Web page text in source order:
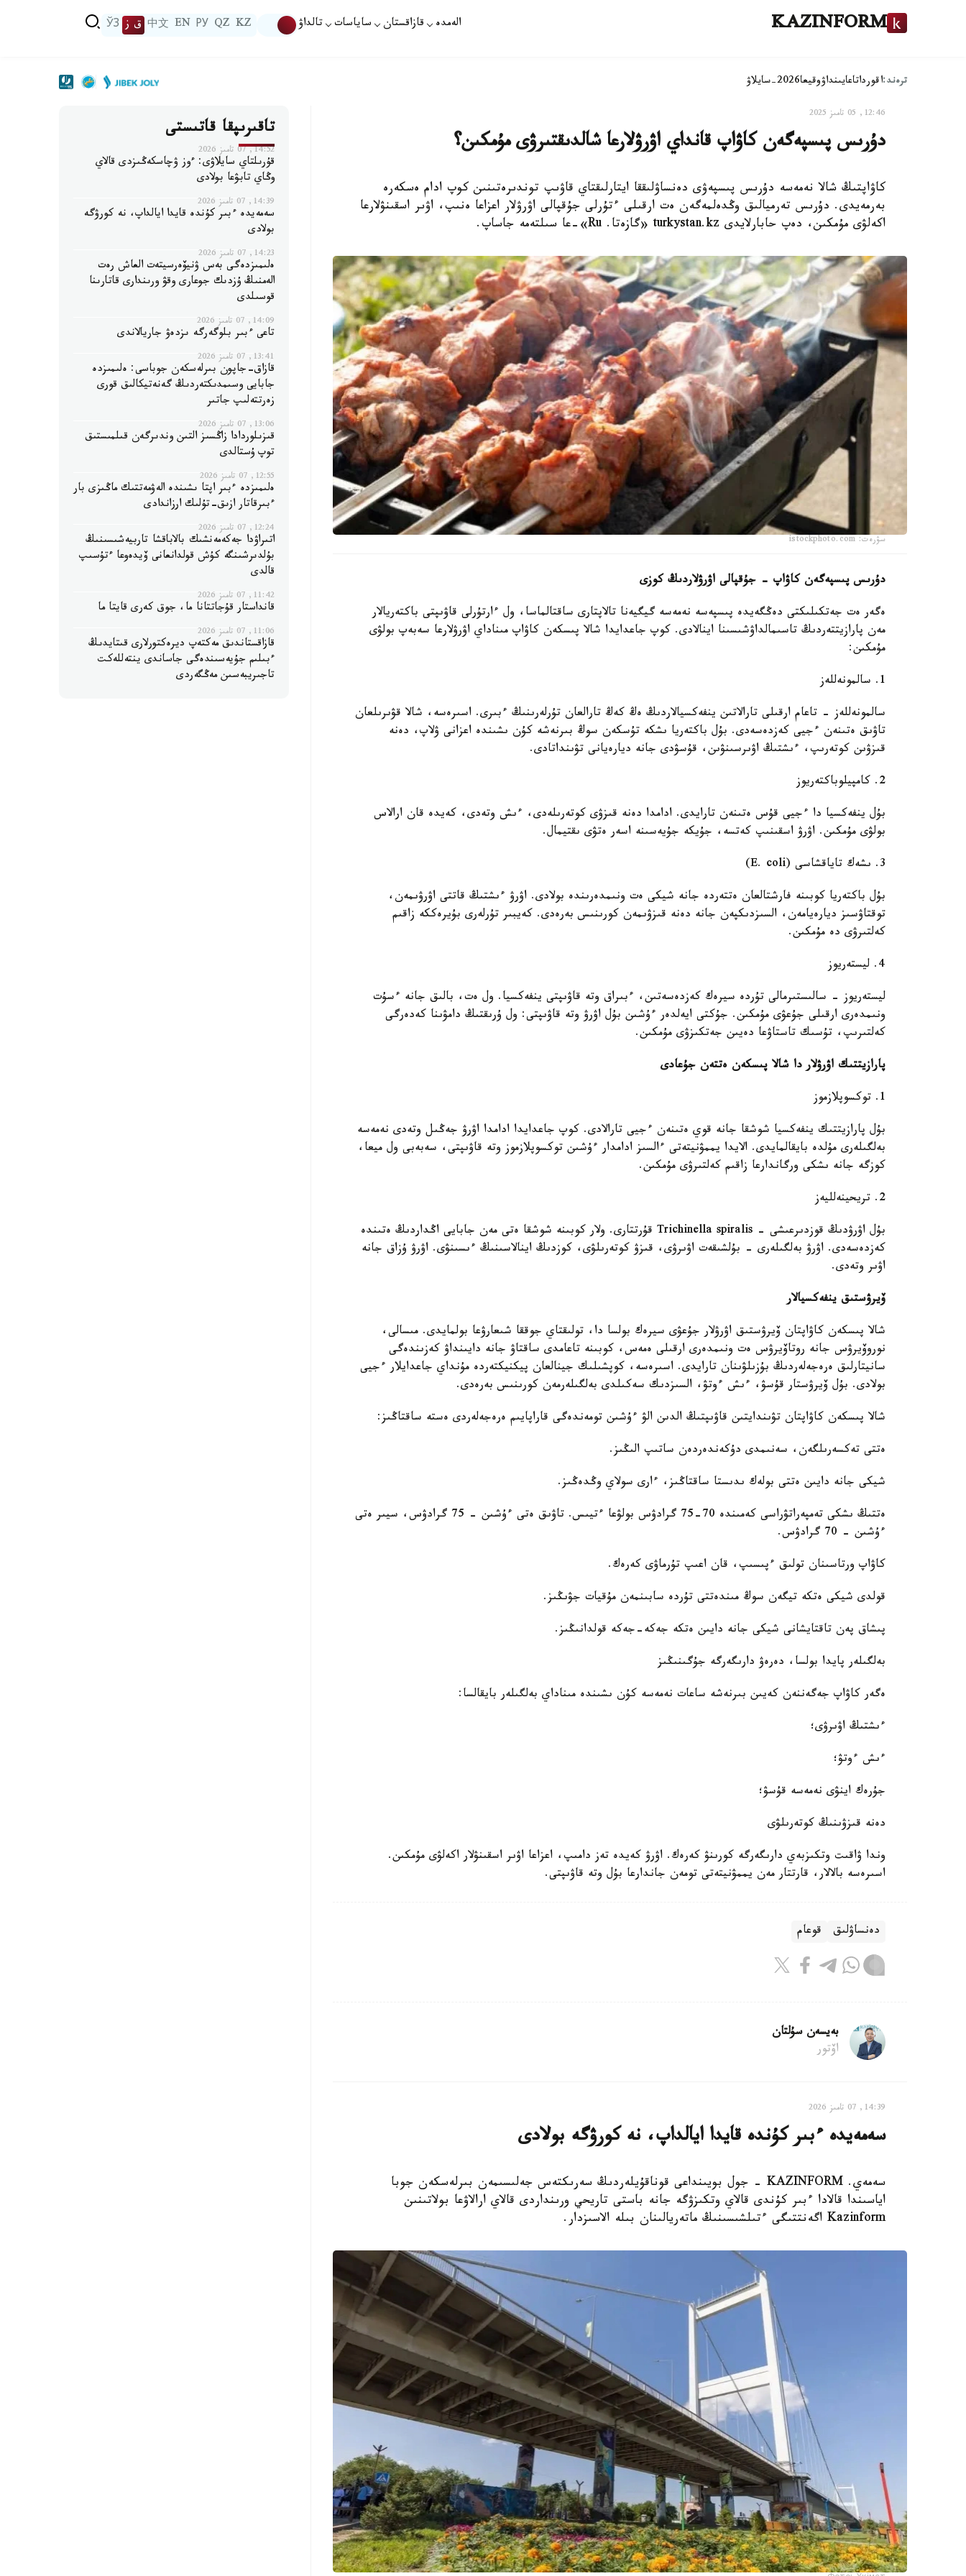
KAZINFORM الەمدە قازاقستان ساياسات تالداۋ KZ
QZ
РУ
EN
中文 ق ز ЎЗ
ترەند:اقورداتاعايىنداۋوقيعا2026-سايلاۋ
12:46, 05 تامىز 2025
دۇرىس پىسپەگەن كاۋاپ قانداي اۋرۋلارعا شالدىقتىرۋى مۇمكىن؟
كاۋاپتىڭ شالا نەمەسە دۇرىس پىسپەۋى دەنساۋلىققا ايتارلىقتاي قاۋىپ توندىرەتىنىن كوپ ادام ەسكەرە
بەرمەيدى. دۇرىس تەرميالىق وڭدەلمەگەن ەت ارقىلى ءتۇرلى جۇقپالى اۋرۋلار اعزاعا ەنىپ، اۋىر اسقىنۋلارعا
اكەلۋى مۇمكىن، دەپ حابارلايدى turkystan.kz «گازەتا. Ru»-عا سىلتەمە جاساپ.
سۋرەت: istockphoto.com
دۇرىس پىسپەگەن كاۋاپ - جۇقپالى اۋرۋلاردىڭ كوزى
ەگەر ەت جەتكىلىكتى دەڭگەيدە پىسپەسە نەمەسە گيگيەنا تالاپتارى ساقتالماسا، ول ءارتۇرلى قاۋىپتى باكتەريالار
مەن پارازيتتەردىڭ تاسىمالداۋشىسىنا اينالادى. كوپ جاعدايدا شالا پىسكەن كاۋاپ مىناداي اۋرۋلارعا سەبەپ بولۋى
مۇمكىن:
1. سالمونەللەز
سالمونەللەز - تاعام ارقىلى تارالاتىن ينفەكسيالاردىڭ ەڭ كەڭ تارالعان تۇرلەرىنىڭ ءبىرى. اسىرەسە، شالا قۋىرىلعان
تاۋىق ەتىنەن ءجيى كەزدەسەدى. بۇل باكتەريا ىشكە تۇسكەن سوڭ بىرنەشە كۇن ىشىندە اعزانى ۋلاپ، دەنە
قىزۋىن كوتەرىپ، ءىشتىڭ اۋىرسىنۋىن، قۇسۋدى جانە ديارەيانى تۋىنداتادى.
2. كامپيلوباكتەريوز
بۇل ينفەكسيا دا ءجيى قۇس ەتىنەن تارايدى. ادامدا دەنە قىزۋى كوتەرىلەدى، ءىش وتەدى، كەيدە قان ارالاس
بولۋى مۇمكىن. اۋرۋ اسقىنىپ كەتسە، جۇيكە جۇيەسىنە اسەر ەتۋى ىقتيمال.
3. ىشەك تاياقشاسى (E. coli)
بۇل باكتەريا كوبىنە فارشتالعان ەتتەردە جانە شيكى ەت ونىمدەرىندە بولادى. اۋرۋ ءىشتىڭ قاتتى اۋرۋىمەن،
توقتاۋسىز ديارەيامەن، السىزدىكپەن جانە دەنە قىزۋىمەن كورىنىس بەرەدى. كەيبىر تۇرلەرى بۇيرەككە زاقىم
كەلتىرۋى دە مۇمكىن.
4. ليستەريوز
ليستەريوز - سالىستىرمالى تۇردە سيرەك كەزدەسەتىن، ءبىراق وتە قاۋىپتى ينفەكسيا. ول ەت، بالىق جانە ءسۇت
ونىمدەرى ارقىلى جۇعۋى مۇمكىن. جۇكتى ايەلدەر ءۇشىن بۇل اۋرۋ وتە قاۋىپتى: ول ۇرىقتىڭ دامۋىنا كەدەرگى
كەلتىرىپ، تۇسىك تاستاۋعا دەيىن جەتكىزۋى مۇمكىن.
پارازيتتىك اۋرۋلار دا شالا پىسكەن ەتتەن جۇعادى
1. توكسوپلازموز
بۇل پارازيتتىك ينفەكسيا شوشقا جانە قوي ەتىنەن ءجيى تارالادى. كوپ جاعدايدا ادامدا اۋرۋ جەڭىل وتەدى نەمەسە
بەلگىلەرى مۇلدە بايقالمايدى. الايدا يممۋنيتەتى ءالسىز ادامدار ءۇشىن توكسوپلازموز وتە قاۋىپتى، سەبەبى ول ميعا،
كوزگە جانە ىشكى ورگاندارعا زاقىم كەلتىرۋى مۇمكىن.
2. تريحينەلليەز
بۇل اۋرۋدىڭ قوزدىرعىشى - Trichinella spiralis قۇرتتارى. ولار كوبىنە شوشقا ەتى مەن جابايى اڭداردىڭ ەتىندە
كەزدەسەدى. اۋرۋ بەلگىلەرى - بۇلشىقەت اۋىرۋى، قىزۋ كوتەرىلۋى، كوزدىڭ اينالاسىنىڭ ءىسىنۋى. اۋرۋ ۇزاق جانە
اۋىر وتەدى.
ۆيرۋستىق ينفەكسيالار
شالا پىسكەن كاۋاپتان ۆيرۋستىق اۋرۋلار جۇعۋى سيرەك بولسا دا، تولىقتاي جوققا شىعارۋعا بولمايدى. مىسالى،
نوروۆيرۋس جانە روتاۆيرۋس ەت ونىمدەرى ارقىلى ەمەس، كوبىنە تاعامدى ساقتاۋ جانە دايىنداۋ كەزىندەگى
سانيتارلىق ەرەجەلەردىڭ بۇزىلۋىنان تارايدى. اسىرەسە، كوپشىلىك جينالعان پيكنيكتەردە مۇنداي جاعدايلار ءجيى
بولادى. بۇل ۆيرۋستار قۇسۋ، ءىش ءوتۋ، السىزدىك سەكىلدى بەلگىلەرمەن كورىنىس بەرەدى.
شالا پىسكەن كاۋاپتان تۋىندايتىن قاۋىپتىڭ الدىن الۋ ءۇشىن تومەندەگى قاراپايىم ەرەجەلەردى ەستە ساقتاڭىز:
ەتتى تەكسەرىلگەن، سەنىمدى دۇكەندەردەن ساتىپ الىڭىز.
شيكى جانە دايىن ەتتى بولەك ىدىستا ساقتاڭىز، ءارى سولاي وڭدەڭىز.
ەتتىڭ ىشكى تەمپەراتۋراسى كەمىندە 70-75 گرادۋس بولۋعا ءتيىس. تاۋىق ەتى ءۇشىن - 75 گرادۋس، سيىر ەتى
ءۇشىن - 70 گرادۋس.
كاۋاپ ورتاسىنان تولىق ءپىسىپ، قان اعىپ تۇرماۋى كەرەك.
قولدى شيكى ەتكە تيگەن سوڭ مىندەتتى تۇردە سابىنمەن مۇقيات جۋىڭىز.
پىشاق پەن تاقتايشانى شيكى جانە دايىن ەتكە جەكە-جەكە قولدانىڭىز.
بەلگىلەر پايدا بولسا، دەرەۋ دارىگەرگە جۇگىنىڭىز
ەگەر كاۋاپ جەگەننەن كەيىن بىرنەشە ساعات نەمەسە كۇن ىشىندە مىناداي بەلگىلەر بايقالسا:
ءىشتىڭ اۋىرۋى؛
ءىش ءوتۋ؛
جۇرەك اينۋى نەمەسە قۇسۋ؛
دەنە قىزۋىنىڭ كوتەرىلۋى
وندا ۋاقىت وتكىزبەي دارىگەرگە كورىنۋ كەرەك. اۋرۋ كەيدە تەز دامىپ، اعزاعا اۋىر اسقىنۋلار اكەلۋى مۇمكىن.
اسىرەسە بالالار، قارتتار مەن يممۋنيتەتى تومەن جاندارعا بۇل وتە قاۋىپتى.
دەنساۋلىق قوعام
بەيسەن سۇلتان
اۆتور
14:39, 07 تامىز 2026
سەمەيدە ءبىر كۇندە قايدا ايالداپ، نە كورۋگە بولادى
سەمەي. KAZINFORM - جول بويىنداعى قوناقۇيلەردىڭ سەرىكتەس جەلىسىمەن بىرلەسكەن جوبا
اياسىندا قالادا ءبىر كۇندى قالاي وتكىزۋگە جانە باستى تاريحي ورىنداردى قالاي ارالاۋعا بولاتىنىن
Kazinform اگەنتتىگى ءتىلشىسىنىڭ ماتەريالىنان بىلە الاسىزدار.
تاقىرىپقا قاتىستى
14:52, 07 تامىز 2026
قۇرىلتاي سايلاۋى: ءوز ۋچاسكەڭىزدى قالاي
وڭاي تابۋعا بولادى
14:39, 07 تامىز 2026
سەمەيدە ءبىر كۇندە قايدا ايالداپ، نە كورۋگە
بولادى
14:23, 07 تامىز 2026
ەلىمىزدەگى بەس ۋنيۆەرسيتەت العاش رەت
الەمنىڭ ۇزدىك جوعارى وقۋ ورىندارى قاتارىنا
قوسىلدى
14:09, 07 تامىز 2026
تاعى ءبىر بلوگەرگە ىزدەۋ جاريالاندى
13:41, 07 تامىز 2026
قازاق-جاپون بىرلەسكەن جوباسى: ەلىمىزدە
جابايى وسىمدىكتەردىڭ گەنەتيكالىق قورى
زەرتتەلىپ جاتىر
13:06, 07 تامىز 2026
قىزىلوردادا زاڭسىز التىن وندىرگەن قىلمىستىق
توپ ۇستالدى
12:55, 07 تامىز 2026
ەلىمىزدە ءبىر اپتا ىشىندە الەۋمەتتىك ماڭىزى بار
ءبىرقاتار ازىق-تۇلىك ارزاندادى
12:24, 07 تامىز 2026
اتىراۋدا جەكەمەنشىك بالاباقشا تاربيەشىسىنىڭ
بۇلدىرشىنگە كۇش قولدانعانى ۆيدەوعا ءتۇسىپ
قالدى
11:42, 07 تامىز 2026
قانداستار قۇجاتتانا ما، جوق كەرى قايتا ما
11:06, 07 تامىز 2026
قازاقستاندىق مەكتەپ ديرەكتورلارى قىتايدىڭ
ءبىلىم جۇيەسىندەگى جاساندى ينتەللەكت
تاجىريبەسىن مەڭگەردى